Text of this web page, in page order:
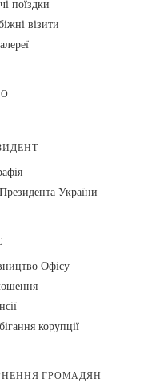
поїздки
візити
України
Офісу
корупції
ГРОМАДЯН